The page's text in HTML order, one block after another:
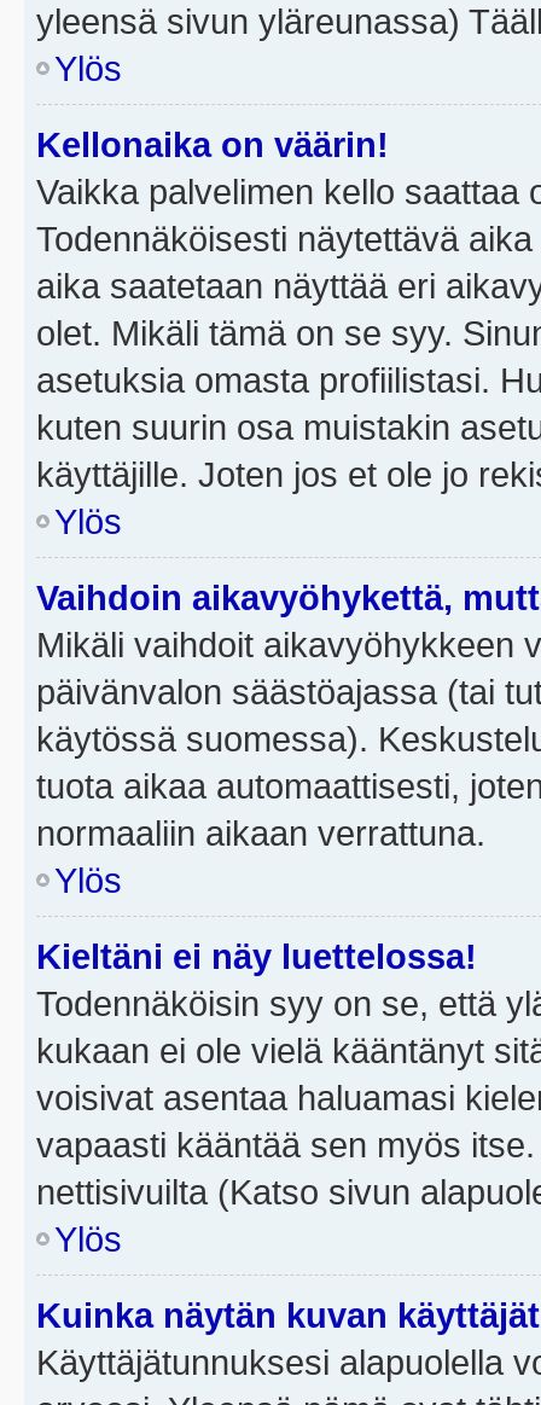
yleensä sivun yläreunassa)
Ylös
Kellonaika on väärin!
Vaikka palvelimen kello saattaa
Todennäköisesti näytettävä
aika saatetaan näyttää eri
olet. Mikäli tämä on se syy.
asetuksia omasta profiilistasi.
kuten suurin osa muistakin
käyttäjille. Joten jos et ole jo
Ylös
Vaihdoin aikavyöhykettä,
Mikäli vaihdoit aikavyöhykkeen
päivänvalon säästöajassa (tai
käytössä suomessa).
tuota aikaa automaattisesti,
normaaliin aikaan verrattuna.
Ylös
Kieltäni ei näy luettelossa!
Todennäköisin syy on se, että
kukaan ei ole vielä kääntänyt
voisivat asentaa haluamasi
vapaasti kääntää sen myös
nettisivuilta (Katso sivun
Ylös
Kuinka näytän kuvan
Käyttäjätunnuksesi alapuolella